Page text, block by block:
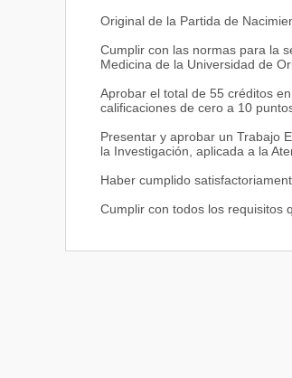
Original de la Partida de
Cumplir con las normas para la
Medicina de la Universidad de
Aprobar el total de 55 créditos
calificaciones de cero a 10
Presentar y aprobar un Trabajo
la Investigación, aplicada a la
Haber cumplido
Cumplir con todos los requisitos